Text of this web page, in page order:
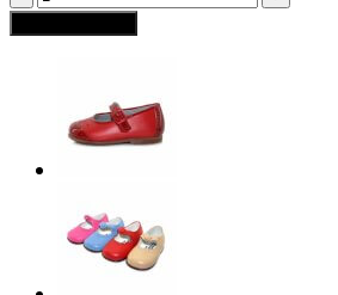
Inglés
Chupetín